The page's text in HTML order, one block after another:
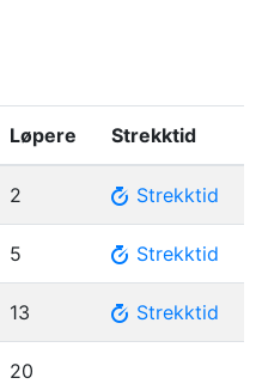
Løpere Strekktid
2 Strekktid
5 Strekktid
13 Strekktid
20